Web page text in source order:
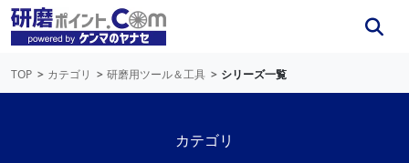
TOP カテゴリ 研磨用ツール＆工具 シリーズ一覧
カテゴリ